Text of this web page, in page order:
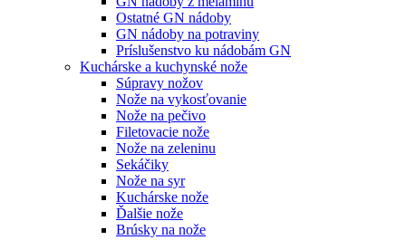
Ostatné GN nádoby
GN nádoby na potraviny
Príslušenstvo ku nádobám GN
Kuchárske a kuchynské nože
Súpravy nožov
Nože na vykosťovanie
Nože na pečivo
Filetovacie nože
Nože na zeleninu
Sekáčiky
Nože na syr
Kuchárske nože
Ďalšie nože
Brúsky na nože